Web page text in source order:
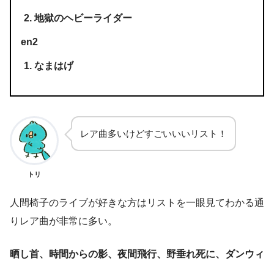
地獄のヘビーライダー
en2
なまはげ
トリ
レア曲多いけどすごいいいリスト！
人間椅子のライブが好きな方はリストを一眼見てわかる通
りレア曲が非常に多い。
晒し首、時間からの影、夜間飛行、野垂れ死に、ダンウィ